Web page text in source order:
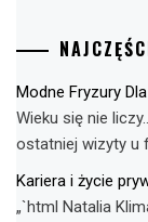
Modne Fryzury
Wieku się nie
ostatniej wizyty u
Kariera i życie
„`html Natalia